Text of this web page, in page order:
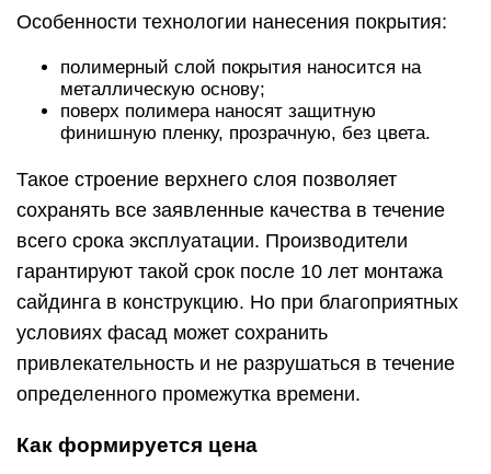
Особенности технологии нанесения покрытия:
полимерный слой покрытия наносится на
металлическую основу;
поверх полимера наносят защитную
финишную пленку, прозрачную, без цвета.
Такое строение верхнего слоя позволяет
сохранять все заявленные качества в течение
всего срока эксплуатации. Производители
гарантируют такой срок после 10 лет монтажа
сайдинга в конструкцию. Но при благоприятных
условиях фасад может сохранить
привлекательность и не разрушаться в течение
определенного промежутка времени.
Как формируется цена